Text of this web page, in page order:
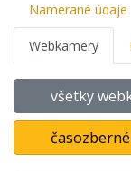
Namerané údaje
Webkamery
všetky